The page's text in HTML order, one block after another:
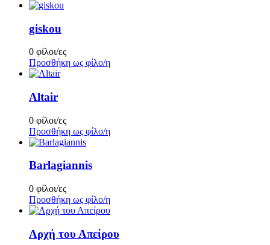
giskou
0 φίλοι/ες
Προσθήκη ως φίλο/η
Altair
0 φίλοι/ες
Προσθήκη ως φίλο/η
Barlagiannis
0 φίλοι/ες
Προσθήκη ως φίλο/η
Αρχή του Απείρου